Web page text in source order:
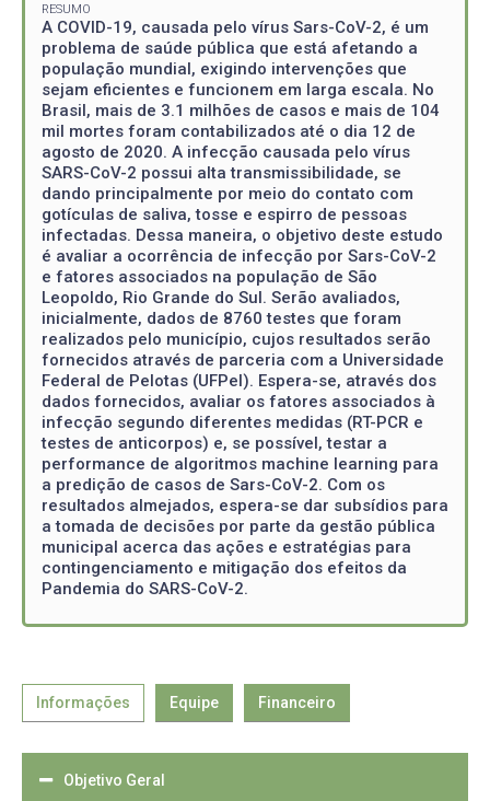
RESUMO
A COVID-19, causada pelo vírus Sars-CoV-2, é um
problema de saúde pública que está afetando a
população mundial, exigindo intervenções que
sejam eficientes e funcionem em larga escala. No
Brasil, mais de 3.1 milhões de casos e mais de 104
mil mortes foram contabilizados até o dia 12 de
agosto de 2020. A infecção causada pelo vírus
SARS-CoV-2 possui alta transmissibilidade, se
dando principalmente por meio do contato com
gotículas de saliva, tosse e espirro de pessoas
infectadas. Dessa maneira, o objetivo deste estudo
é avaliar a ocorrência de infecção por Sars-CoV-2
e fatores associados na população de São
Leopoldo, Rio Grande do Sul. Serão avaliados,
inicialmente, dados de 8760 testes que foram
realizados pelo município, cujos resultados serão
fornecidos através de parceria com a Universidade
Federal de Pelotas (UFPel). Espera-se, através dos
dados fornecidos, avaliar os fatores associados à
infecção segundo diferentes medidas (RT-PCR e
testes de anticorpos) e, se possível, testar a
performance de algoritmos machine learning para
a predição de casos de Sars-CoV-2. Com os
resultados almejados, espera-se dar subsídios para
a tomada de decisões por parte da gestão pública
municipal acerca das ações e estratégias para
contingenciamento e mitigação dos efeitos da
Pandemia do SARS-CoV-2.
Informações Equipe Financeiro
Objetivo Geral